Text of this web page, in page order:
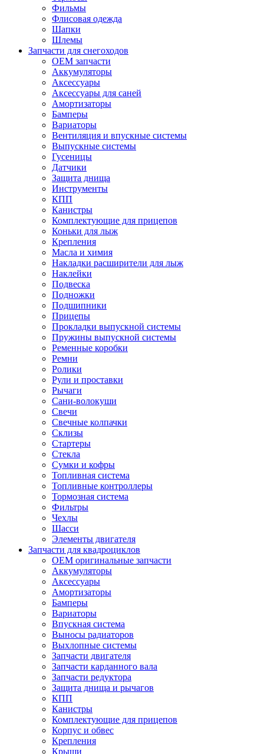
Фильмы
Флисовая одежда
Шапки
Шлемы
Запчасти для снегоходов
OEM запчасти
Аккумуляторы
Аксессуары
Аксессуары для саней
Амортизаторы
Бамперы
Вариаторы
Вентиляция и впускные системы
Выпускные системы
Гусеницы
Датчики
Защита днища
Инструменты
КПП
Канистры
Комплектующие для прицепов
Коньки для лыж
Крепления
Масла и химия
Накладки расширители для лыж
Наклейки
Подвеска
Подножки
Подшипники
Прицепы
Прокладки выпускной системы
Пружины выпускной системы
Ременные коробки
Ремни
Ролики
Рули и проставки
Рычаги
Сани-волокуши
Свечи
Свечные колпачки
Склизы
Стартеры
Стекла
Сумки и кофры
Топливная система
Топливные контроллеры
Тормозная система
Фильтры
Чехлы
Шасси
Элементы двигателя
Запчасти для квадроциклов
OEM оригинальные запчасти
Аккумуляторы
Аксессуары
Амортизаторы
Бамперы
Вариаторы
Впускная система
Выносы радиаторов
Выхлопные системы
Запчасти двигателя
Запчасти карданного вала
Запчасти редуктора
Защита днища и рычагов
КПП
Канистры
Комплектующие для прицепов
Корпус и обвес
Крепления
Крыши